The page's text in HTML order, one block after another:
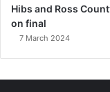
Hibs and Ross
on final
7 March 2024